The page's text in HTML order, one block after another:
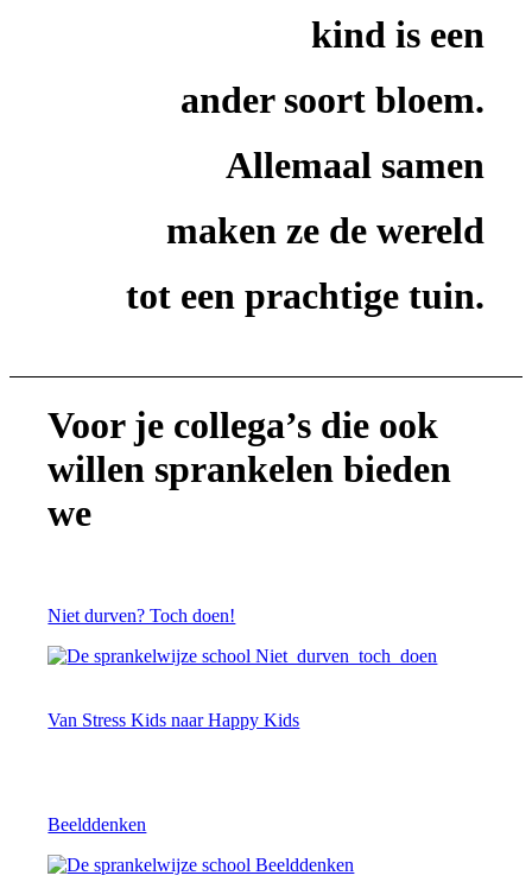
kind is een
ander soort bloem.
Allemaal samen
maken ze de wereld
tot een prachtige tuin.
Voor je collega’s die ook
willen sprankelen bieden
we
Niet durven? Toch doen!
Van Stress Kids naar Happy Kids
Beelddenken